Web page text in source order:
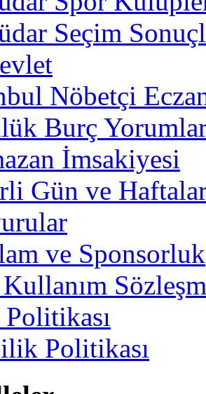
Seçim
Nöbetçi
Burç
İmsakiyesi
Gün ve
ve Sponsorluk
Politikası